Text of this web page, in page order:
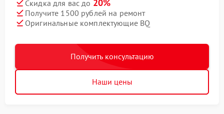
Скидка для вас до 20%
Получите 1500 рублей на ремонт
Оригинальные комплектующие BQ
Получить консультацию
Наши цены